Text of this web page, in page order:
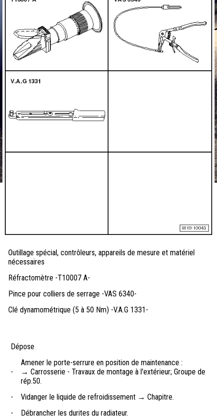
Outillage spécial, contrôleurs, appareils de mesure et matériel
nécessaires
Réfractomètre -T10007 A-
Pince pour colliers de serrage -VAS 6340-
Clé dynamométrique (5 à 50 Nm) -V.A.G 1331-
Dépose
-
Amener le porte-serrure en position de maintenance :
→ Carrosserie - Travaux de montage à l'extérieur; Groupe de
rép.50.
-
Vidanger le liquide de refroidissement → Chapitre.
-
Débrancher les durites du radiateur.